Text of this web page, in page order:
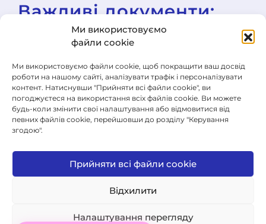
Ми використовуємо
файли cookie
Ми використовуємо файли cookie, щоб покращити ваш досвід
роботи на нашому сайті, аналізувати трафік і персоналізувати
контент. Натиснувши "Прийняти всі файли cookie", ви
погоджуєтеся на використання всіх файлів cookie. Ви можете
будь-коли змінити свої налаштування або відмовитися від
певних файлів cookie, перейшовши до розділу "Керування
згодою".
Прийняти всі файли cookie
Відхилити
Налаштування перегляду
Важливі документи:
Шкільна освітня програма
Шкільні правила
Загальні умови продажу
Заява про відмову від договору
Політика конфіденційності